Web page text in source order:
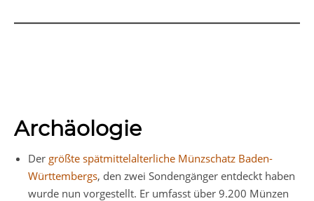
Archäologie
Der größte spätmittelalterliche Münzschatz Baden-
Württembergs, den zwei Sondengänger entdeckt haben
wurde nun vorgestellt. Er umfasst über 9.200 Münzen